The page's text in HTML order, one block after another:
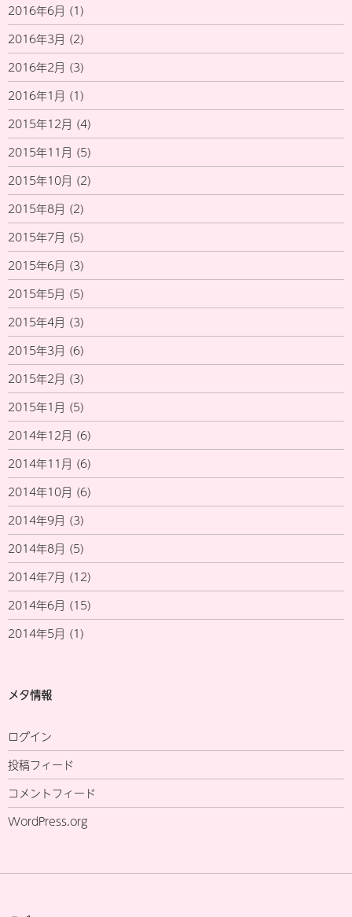
2016年6月 (1)
2016年3月 (2)
2016年2月 (3)
2016年1月 (1)
2015年12月 (4)
2015年11月 (5)
2015年10月 (2)
2015年8月 (2)
2015年7月 (5)
2015年6月 (3)
2015年5月 (5)
2015年4月 (3)
2015年3月 (6)
2015年2月 (3)
2015年1月 (5)
2014年12月 (6)
2014年11月 (6)
2014年10月 (6)
2014年9月 (3)
2014年8月 (5)
2014年7月 (12)
2014年6月 (15)
2014年5月 (1)
メタ情報
ログイン
投稿フィード
コメントフィード
WordPress.org